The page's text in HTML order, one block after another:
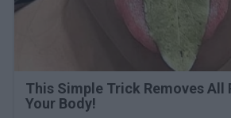
This Simple Trick Removes All
Your Body!